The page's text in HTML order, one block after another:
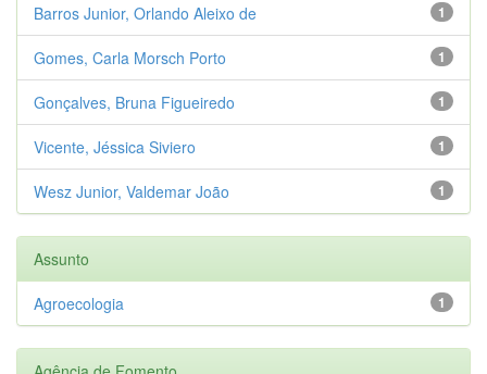
1
Barros Junior, Orlando Aleixo de
1
Gomes, Carla Morsch Porto
1
Gonçalves, Bruna Figueiredo
1
Vicente, Jéssica Siviero
1
Wesz Junior, Valdemar João
Assunto
1
Agroecologia